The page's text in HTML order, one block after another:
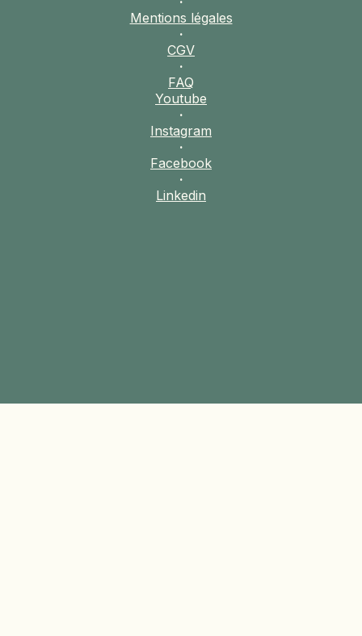
Mentions légales
·
CGV
·
FAQ
Youtube
·
Instagram
·
Facebook
·
Linkedin